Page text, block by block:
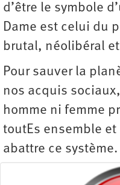
d’être le symbole
Dame est celui du
brutal, néolibéral
Pour sauver la
nos acquis
homme ni femme
toutEs ensemble
abattre ce système.